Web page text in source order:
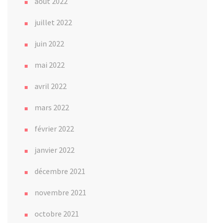
juillet 2022
juin 2022
mai 2022
avril 2022
mars 2022
février 2022
janvier 2022
décembre 2021
novembre 2021
octobre 2021